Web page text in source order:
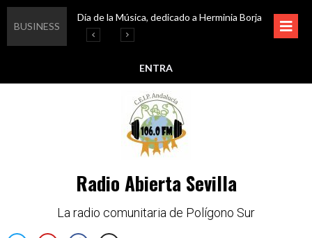
BUSINESS
Día de la Música, dedicado a Herminia Borja
Educar en igualdad, para un futuro sin machismo Esta semana disfruta de oferta cultural en Asociación Solidaridad
Igualando al Sur, el cuidado y la limpieza del entorno
ENTRA
Radio Abierta Sevilla
La radio comunitaria de Polígono Sur